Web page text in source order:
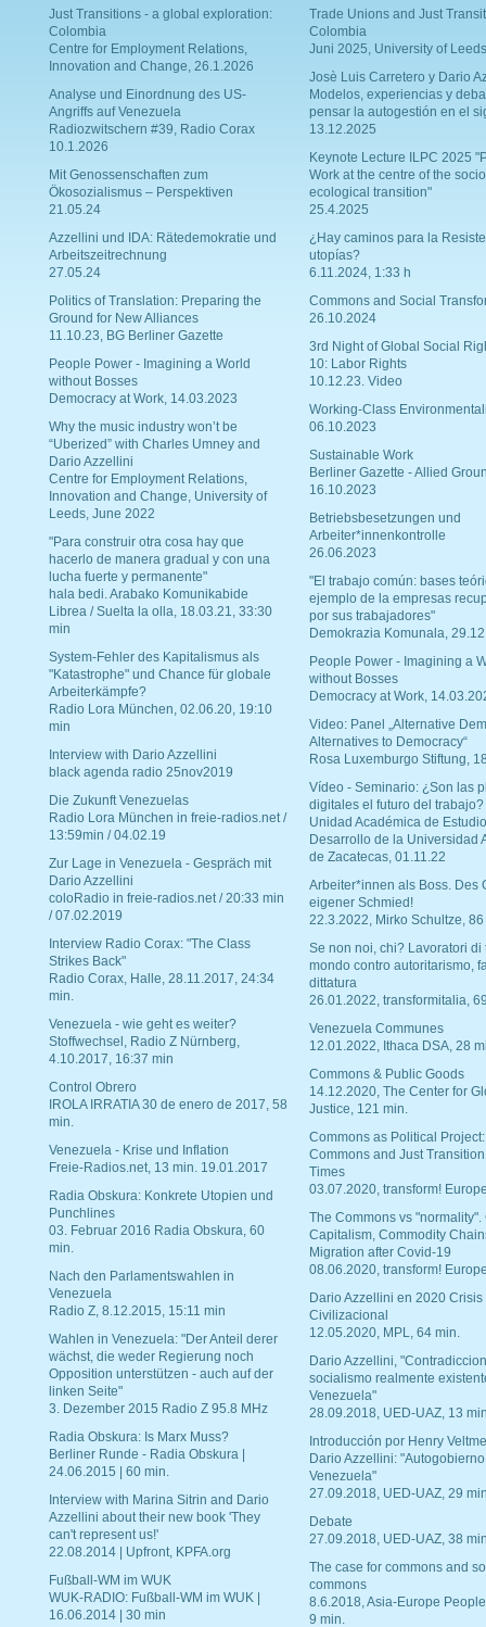
Just Transitions - a global exploration:
Colombia
Centre for Employment Relations,
Innovation and Change, 26.1.2026
Analyse und Einordnung des US-
Angriffs auf Venezuela
Radiozwitschern #39, Radio Corax
10.1.2026
Mit Genossenschaften zum
Ökosozialismus – Perspektiven
21.05.24
Azzellini und IDA: Rätedemokratie und
Arbeitszeitrechnung
27.05.24
Politics of Translation: Preparing the
Ground for New Alliances
11.10.23, BG Berliner Gazette
People Power - Imagining a World
without Bosses
Democracy at Work, 14.03.2023
Why the music industry won’t be
“Uberized” with Charles Umney and
Dario Azzellini
Centre for Employment Relations,
Innovation and Change, University of
Leeds, June 2022
"Para construir otra cosa hay que
hacerlo de manera gradual y con una
lucha fuerte y permanente"
hala bedi. Arabako Komunikabide
Librea / Suelta la olla, 18.03.21, 33:30
min
System-Fehler des Kapitalismus als
"Katastrophe" und Chance für globale
Arbeiterkämpfe?
Radio Lora München, 02.06.20, 19:10
min
Interview with Dario Azzellini
black agenda radio 25nov2019
Die Zukunft Venezuelas
Radio Lora München in freie-radios.net /
13:59min / 04.02.19
Zur Lage in Venezuela - Gespräch mit
Dario Azzellini
coloRadio in freie-radios.net / 20:33 min
/ 07.02.2019
Interview Radio Corax: "The Class
Strikes Back"
Radio Corax, Halle, 28.11.2017, 24:34
min.
Venezuela - wie geht es weiter?
Stoffwechsel, Radio Z Nürnberg,
4.10.2017, 16:37 min
Control Obrero
IROLA IRRATIA 30 de enero de 2017, 58
min.
Venezuela - Krise und Inflation
Freie-Radios.net, 13 min. 19.01.2017
Radia Obskura: Konkrete Utopien und
Punchlines
03. Februar 2016 Radia Obskura, 60
min.
Nach den Parlamentswahlen in
Venezuela
Radio Z, 8.12.2015, 15:11 min
Wahlen in Venezuela: "Der Anteil derer
wächst, die weder Regierung noch
Opposition unterstützen - auch auf der
linken Seite"
3. Dezember 2015 Radio Z 95.8 MHz
Radia Obskura: Is Marx Muss?
Berliner Runde - Radia Obskura |
24.06.2015 | 60 min.
Interview with Marina Sitrin and Dario
Azzellini about their new book 'They
can't represent us!'
22.08.2014 | Upfront, KPFA.org
Fußball-WM im WUK
WUK-RADIO: Fußball-WM im WUK |
16.06.2014 | 30 min
Trade Unions and Just
Colombia
Juni 2025, University of Leeds
Josè Luis Carretero y Dario
Modelos, experiencias y
pensar la autogestión en el
13.12.2025
Keynote Lecture ILPC 2025
Work at the centre of the
ecological transition"
25.4.2025
¿Hay caminos para la
utopías?
6.11.2024, 1:33 h
Commons and Social
26.10.2024
3rd Night of Global Social
10: Labor Rights
10.12.23. Video
Working-Class
06.10.2023
Sustainable Work
Berliner Gazette - Allied
16.10.2023
Betriebsbesetzungen und
Arbeiter*innenkontrolle
26.06.2023
"El trabajo común: bases
ejemplo de la empresas
por sus trabajadores"
Demokrazia Komunala,
People Power - Imagining a
without Bosses
Democracy at Work,
Video: Panel „Alternative
Alternatives to Democracy“
Rosa Luxemburgo Stiftung,
Vídeo - Seminario: ¿Son las
digitales el futuro del trabajo?
Unidad Académica de
Desarrollo de la Universidad
de Zacatecas, 01.11.22
Arbeiter*innen als Boss. Des
eigener Schmied!
22.3.2022, Mirko Schultze, 86
Se non noi, chi? Lavoratori di
mondo contro autoritarismo,
dittatura
26.01.2022, transformitalia,
Venezuela Communes
12.01.2022, Ithaca DSA, 28
Commons & Public Goods
14.12.2020, The Center for
Justice, 121 min.
Commons as Political Project:
Commons and Just
Times
03.07.2020, transform!
The Commons vs "normality".
Capitalism, Commodity
Migration after Covid-19
08.06.2020, transform!
Dario Azzellini en 2020 Crisis
Civilizacional
12.05.2020, MPL, 64 min.
Dario Azzellini,
socialismo realmente
Venezuela"
28.09.2018, UED-UAZ, 13
Introducción por Henry
Dario Azzellini:
Venezuela"
27.09.2018, UED-UAZ, 29
Debate
27.09.2018, UED-UAZ, 38
The case for commons and
commons
8.6.2018, Asia-Europe
9 min.